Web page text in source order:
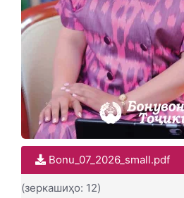
Bonu_07_2026_small.pdf
(зеркашиҳо: 12)